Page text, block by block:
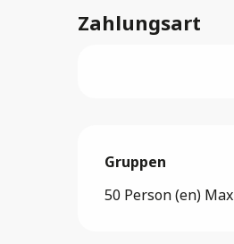
Zahlungsart
Gruppen
Gruppen
50 Person (en) Max